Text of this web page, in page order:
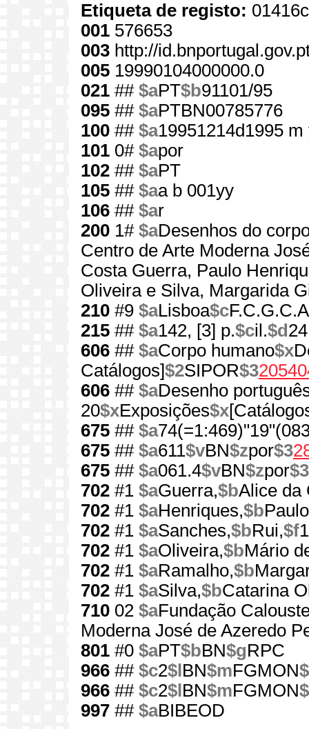
Etiqueta de registo:
001 576653
003 http://
005 19990104000000.0
021 ## $aPT$b91101/95
095 ## $aPTBN00785776
100 ## $a19951214d1995
101 0# $apor
102 ## $aPT
105 ## $aa b 001yy
106 ## $ar
200 1# $aDesenhos do
Centro de Arte Moderna
Costa Guerra, Paulo
Oliveira e Silva, Margarida
210 #9 $aLisboa$c
215 ## $a142, [3] p.$cil.$d
606 ## $aCorpo humano$x
Catálogos]$2SIPOR$3
606 ## $aDesenho
20$xExposições$x
675 ## $a
675 ## $a611$vBN$zpor$3
675 ## $a061.4$vBN$zpor$3
702 #1 $aGuerra,$bAlice da
702 #1 $aHenriques,$b
702 #1 $aSanches,$bRui,$f
702 #1 $aOliveira,$bMário
702 #1 $aRamalho,$b
702 #1 $aSilva,$bCatarina
710 02 $aFundação
Moderna José de Azeredo
801 #0 $aPT$bBN$gRPC
966 ## $c2$l BN$mFGMON
966 ## $c2$l BN$mFGMON
997 ## $aBIBEOD